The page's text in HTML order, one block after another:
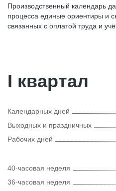
Производственный календарь
процесса единые ориентиры и
связанных с оплатой труда и
I квартал
Календарных дней
Выходных и праздничных
Рабочих дней
40-часовая неделя
36-часовая неделя